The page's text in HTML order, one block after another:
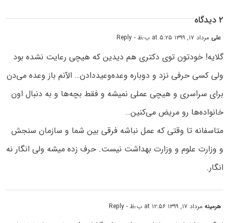
۲ دیدگاه
علی مرداد ۱۷, ۱۳۹۹ at ۵:۲۵ ب٫ظ - Reply
گلایه! خودتون توی دکتری هم دیدین که هیچی رعایت نشده بود
ولی کسی حرفی نزد و دوباره وعده‌وعید‌دادن… الآنم باز وعده می‌دن
برای سراسری و هیچی عملی نمیشه و فقط بچه‌ها و به دنبال اون
خانواده‌ها رو مریض می‌کنین…
متاسفانه تا وقتی که عمل نباشه فرقی بین شما و سازمان سنجش
و وزارت علوم و وزارت بهداشت نیست. حرف زده میشه ولی انگار نه
انگار.
هرمینهمرداد ۱۷, ۱۳۹۹ at ۱۲:۵۶ ب٫ظ - Reply